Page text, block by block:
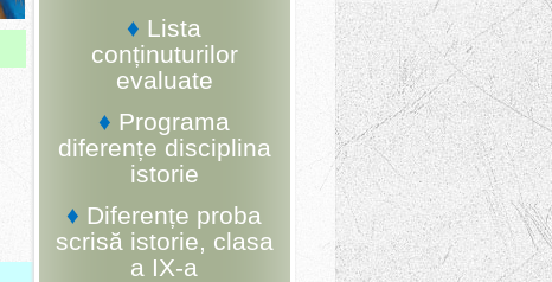
♦ Lista
conținuturilor
evaluate
♦ Programa
diferențe disciplina
istorie
♦ Diferențe proba
scrisă istorie, clasa
a IX-a